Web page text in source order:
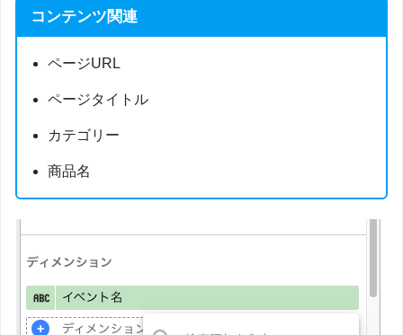
コンテンツ関連
ページURL
ページタイトル
カテゴリー
商品名